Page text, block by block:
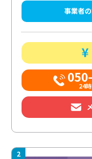
事業者
24
2